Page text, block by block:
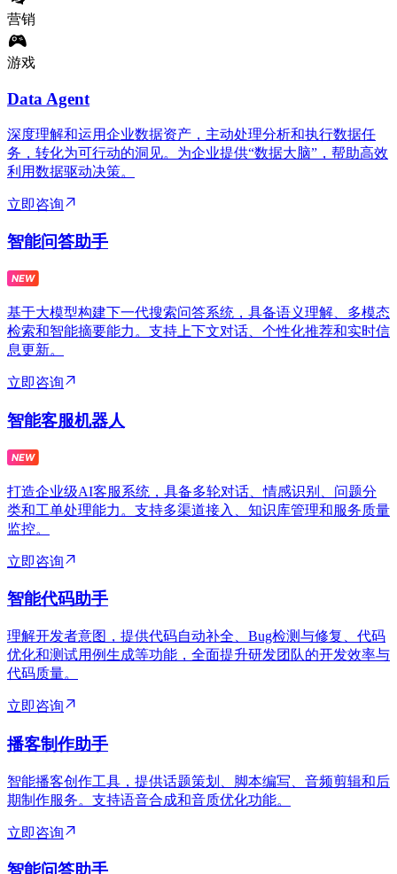
营销
游戏
Data Agent
深度理解和运用企业数据资产，主动处理分析和执行数据任
务，转化为可行动的洞见。为企业提供“数据大脑”，帮助高效
利用数据驱动决策。
立即咨询
智能问答助手
基于大模型构建下一代搜索问答系统，具备语义理解、多模态
检索和智能摘要能力。支持上下文对话、个性化推荐和实时信
息更新。
立即咨询
智能客服机器人
打造企业级AI客服系统，具备多轮对话、情感识别、问题分
类和工单处理能力。支持多渠道接入、知识库管理和服务质量
监控。
立即咨询
智能代码助手
理解开发者意图，提供代码自动补全、Bug检测与修复、代码
优化和测试用例生成等功能，全面提升研发团队的开发效率与
代码质量。
立即咨询
播客制作助手
智能播客创作工具，提供话题策划、脚本编写、音频剪辑和后
期制作服务。支持语音合成和音质优化功能。
立即咨询
智能问答助手